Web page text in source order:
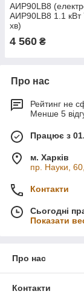
АИР90LB8
АИР90LB8 1.1 кВт
хв)
4 560 ₴
Про нас
Рейтинг не
Менше 5
Працює з
м. Харків
пр. Науки,
Контакти
Сьогодні
Показати
Про нас
Контакти